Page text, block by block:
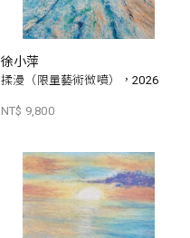
徐小萍
揉漫（限量藝術微噴），2026
NT$ 9,800